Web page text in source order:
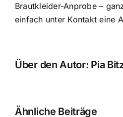
Brautkleider-Anprobe –
einfach unter Kontakt eine
Über den Autor: Pia
Ähnliche Beiträge